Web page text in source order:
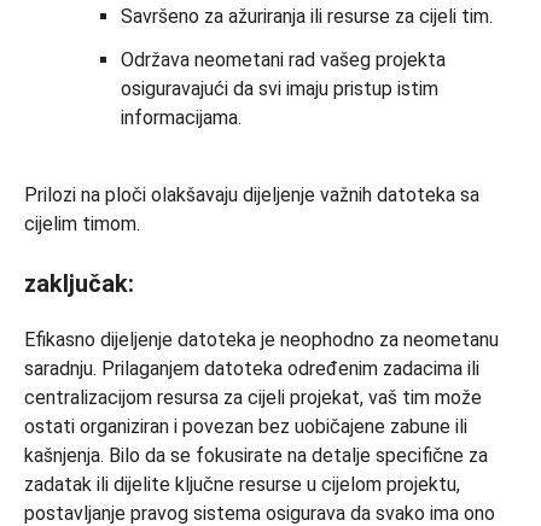
Savršeno za ažuriranja ili resurse za cijeli tim.
Održava neometani rad vašeg projekta
osiguravajući da svi imaju pristup istim
informacijama.
Prilozi na ploči olakšavaju dijeljenje važnih datoteka sa
cijelim timom.
zaključak:
Efikasno dijeljenje datoteka je neophodno za neometanu
saradnju. Prilaganjem datoteka određenim zadacima ili
centralizacijom resursa za cijeli projekat, vaš tim može
ostati organiziran i povezan bez uobičajene zabune ili
kašnjenja. Bilo da se fokusirate na detalje specifične za
zadatak ili dijelite ključne resurse u cijelom projektu,
postavljanje pravog sistema osigurava da svako ima ono